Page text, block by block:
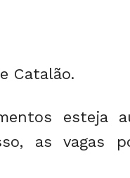
Catalão.
esteja
as vagas